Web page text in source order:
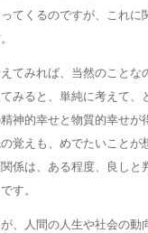
てくるのですが、これに
てみれば、当然のことな
みると、単純に考えて、
神的幸せと物質的幸せが
覚えも、めでたいことが
係は、ある程度、良しと
す。
、人間の人生や社会の動